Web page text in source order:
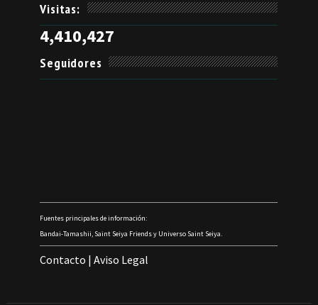
Visitas:
4,410,427
Seguidores
Fuentes principales de información:
Bandai-Tamashii, Saint Seiya Friends y Universo Saint Seiya.
Contacto |Aviso Legal